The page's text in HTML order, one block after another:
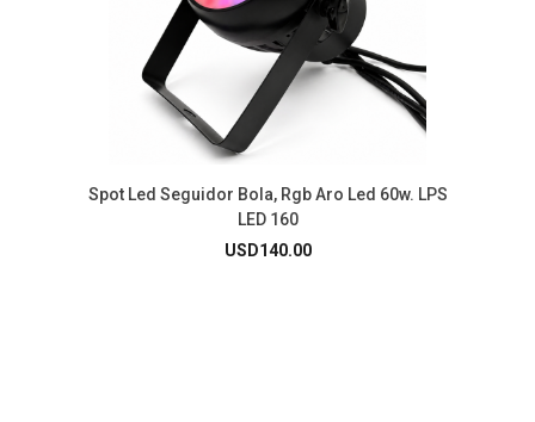
Spot Led Seguidor Bola, Rgb Aro Led 60w. LPS
LED 160
USD140.00